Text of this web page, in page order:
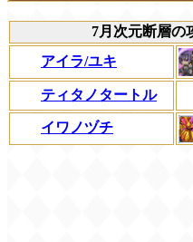
7月次元断層の
アイラ/ユキ
ティタノタートル
イワノヅチ